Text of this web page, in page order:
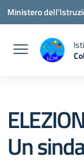
Vai ai contenuti
Vai al menu di
Vai al footer
Ministero
Un